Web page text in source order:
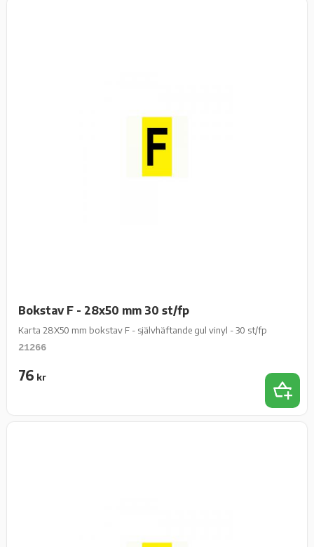
Bokstav F - 28x50 mm 30 st/fp
Karta 28X50 mm bokstav F - självhäftande gul vinyl - 30 st/fp
21266
76 kr